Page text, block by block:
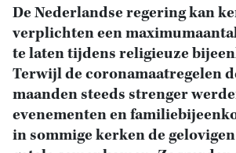
De Nederlandse regering kan
verplichten een
te laten tijdens religieuze
Terwijl de coronamaatregelen
maanden steeds strenger
evenementen en
in sommige kerken de